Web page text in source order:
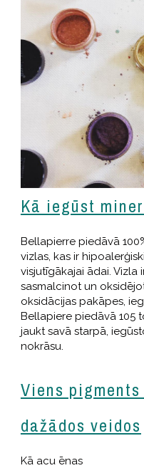
Kā iegūst
Bellapierre piedāvā
vizlas, kas ir
visjutīgākajai ādai. Vizla
sasmalcinot un
oksidācijas pakāpes,
Bellapiere piedāvā 105
jaukt savā starpā,
nokrāsu.
Viens
dažādos veidos
Kā acu ēnas